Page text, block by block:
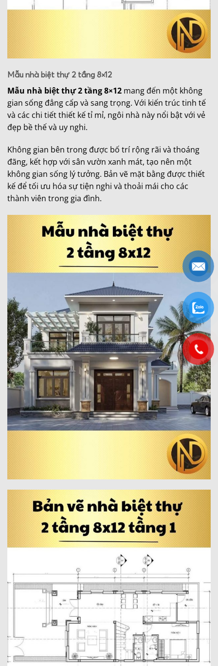
Mẫu nhà biệt thự 2 tầng 8×12
Mẫu nhà biệt thự 2 tầng 8×12 mang đến một không
gian sống đẳng cấp và sang trọng. Với kiến trúc tinh tế
và các chi tiết thiết kế tỉ mỉ, ngôi nhà này nổi bật với vẻ
đẹp bề thế và uy nghi.
Không gian bên trong được bố trí rộng rãi và thoáng
đãng, kết hợp với sân vườn xanh mát, tạo nên một
không gian sống lý tưởng. Bản vẽ mặt bằng được thiết
kế để tối ưu hóa sự tiện nghi và thoải mái cho các
thành viên trong gia đình.